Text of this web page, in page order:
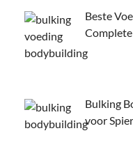
Beste
Bulking
voor